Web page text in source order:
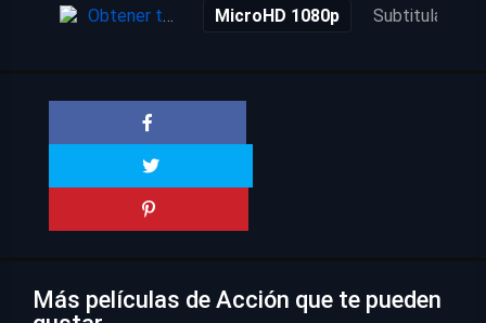
Obtener torrent MicroHD 1080p Subtitulada
Más películas de Acción que te pueden